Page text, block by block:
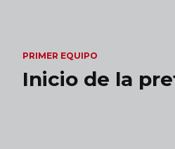
PRIMER EQUIPO
Inicio de la